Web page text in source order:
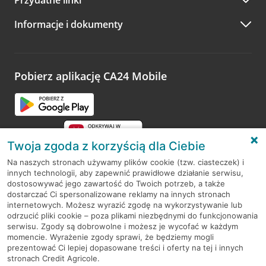
A po wizycie…
Zachęcamy do podzielenia się z nami opinią o wizycie.
opinie.
Informacje i dokumenty
Pobierz aplikację CA24 Mobile
RODO
Regulamin serwisu
Mapa serwisu
PolitykaCookies
Twoja zgoda z korzyścią dla Ciebie
Na naszych stronach używamy plików cookie (tzw. ciasteczek) i
innych technologii, aby zapewnić prawidłowe działanie serwisu,
dostosowywać jego zawartość do Twoich potrzeb, a także
dostarczać Ci spersonalizowane reklamy na innych stronach
internetowych. Możesz wyrazić zgodę na wykorzystywanie lub
odrzucić pliki cookie – poza plikami niezbędnymi do funkcjonowania
serwisu. Zgody są dobrowolne i możesz je wycofać w każdym
momencie. Wyrażenie zgody sprawi, że będziemy mogli
prezentować Ci lepiej dopasowane treści i oferty na tej i innych
stronach Credit Agricole.